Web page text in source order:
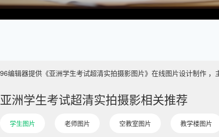
96编辑器提供《亚洲学生考试超清实拍摄影图片》在线图片设计制作
亚洲学生考试超清实拍摄影相关推荐
学生图片 老师图片 空教室图片 教学楼图片